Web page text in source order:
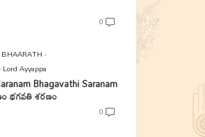
0
Ayyappa
Bhagavathi Saranam
భగవతి శరణం
0